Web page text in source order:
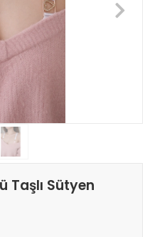
Taşlı Sütyen